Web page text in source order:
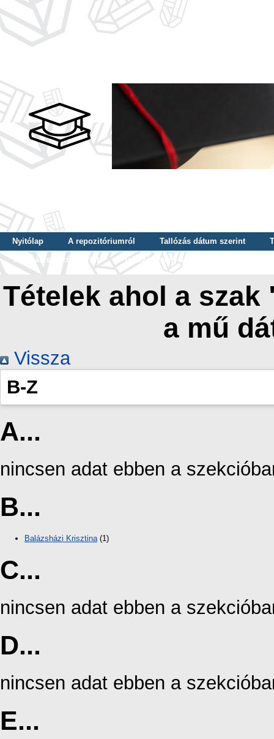
Nyitólap A repozitóriumról Tallózás dátum szerint
Tallózás szerző szerint
Tallózás nyelv szerint
Tételek ahol a
a mű
Vissza
B-Z
A...
nincsen adat ebben a
B...
Balázsházi Krisztina(1)
C...
nincsen adat ebben a
D...
nincsen adat ebben a
E...